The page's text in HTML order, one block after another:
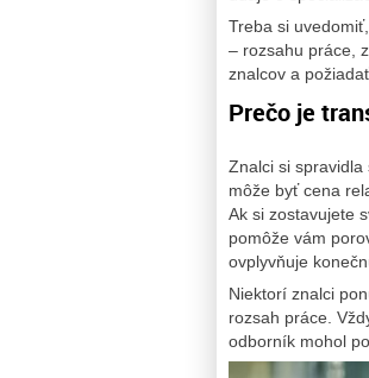
Treba si
– rozsahu práce,
znalcov a
Prečo je
Znalci si
môže byť cena
Ak si zostavujete
pomôže vám
ovplyvňuje
Niektorí znalci
rozsah práce.
odborník mohol